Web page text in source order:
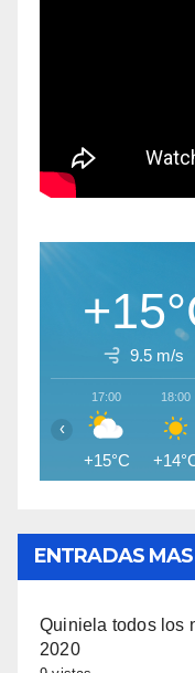
9.5 m/s
17:00
+15°C
18:00
‹
ENTRADAS
Quiniela todos los
2020